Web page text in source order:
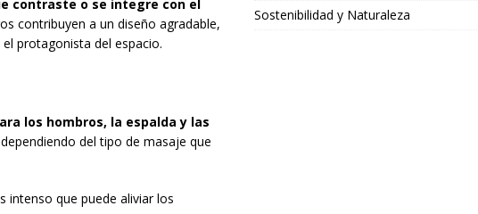
contraste o se integre con el
contribuyen a un diseño agradable,
protagonista del espacio.
los hombros, la espalda y las
del tipo de masaje que
intenso que puede aliviar los
Sostenibilidad y Naturaleza